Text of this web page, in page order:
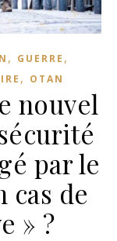
, GUERRE ,
, OTAN
nouvel
par le
cas de
» ?